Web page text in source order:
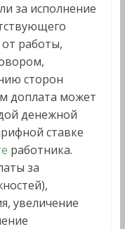
за исполнение
работы,
сторон
доплата может
денежной
ставке
работника.
за
увеличение